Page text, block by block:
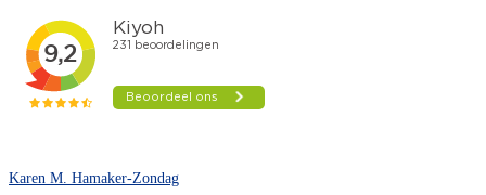
Karen M. Hamaker-Zondag